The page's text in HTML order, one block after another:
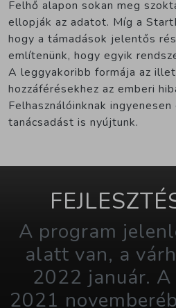
Felhő alapon sokan meg
ellopják az adatot. Míg a
hogy a támadások jelentős
említenünk, hogy egyik
A leggyakoribb formája az
hozzáférésekhez az emberi
Felhasználóinknak
tanácsadást is nyújtunk.
A program
alatt van, a
2022 január.
2021